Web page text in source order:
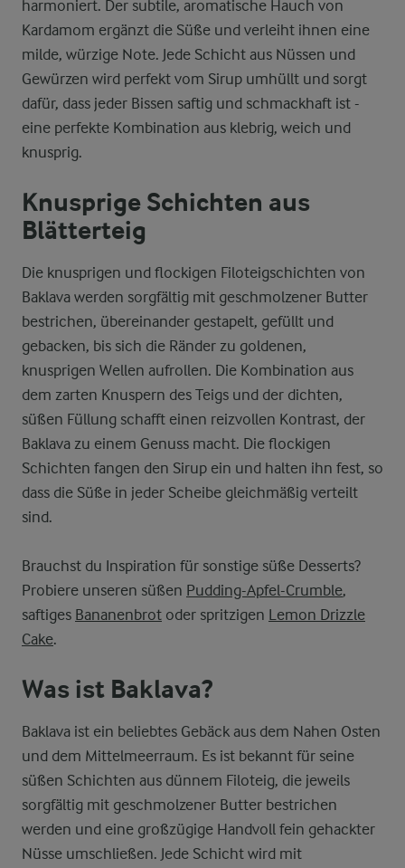
harmoniert. Der subtile, aromatische Hauch von
Kardamom ergänzt die Süße und verleiht ihnen eine
milde, würzige Note. Jede Schicht aus Nüssen und
Gewürzen wird perfekt vom Sirup umhüllt und sorgt
dafür, dass jeder Bissen saftig und schmackhaft ist -
eine perfekte Kombination aus klebrig, weich und
knusprig.
Knusprige Schichten aus
Blätterteig
Die knusprigen und flockigen Filoteigschichten von
Baklava werden sorgfältig mit geschmolzener Butter
bestrichen, übereinander gestapelt, gefüllt und
gebacken, bis sich die Ränder zu goldenen,
knusprigen Wellen aufrollen. Die Kombination aus
dem zarten Knuspern des Teigs und der dichten,
süßen Füllung schafft einen reizvollen Kontrast, der
Baklava zu einem Genuss macht. Die flockigen
Schichten fangen den Sirup ein und halten ihn fest, so
dass die Süße in jeder Scheibe gleichmäßig verteilt
sind.
Brauchst du Inspiration für sonstige süße Desserts?
Probiere unseren süßen Pudding-Apfel-Crumble,
saftiges Bananenbrot oder spritzigen Lemon Drizzle
Cake.
Was ist Baklava?
Baklava ist ein beliebtes Gebäck aus dem Nahen Osten
und dem Mittelmeerraum. Es ist bekannt für seine
süßen Schichten aus dünnem Filoteig, die jeweils
sorgfältig mit geschmolzener Butter bestrichen
werden und eine großzügige Handvoll fein gehackter
Nüsse umschließen. Jede Schicht wird mit